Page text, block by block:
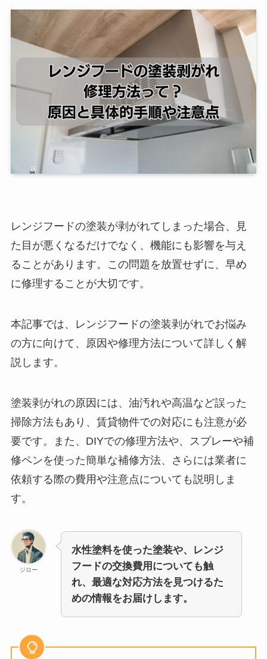
レンジフードの塗装が剥がれてしまった場合、見
た目が悪くなるだけでなく、機能にも影響を与え
ることがあります。この問題を放置せずに、早め
に修理することが大切です。
本記事では、レンジフードの塗装剥がれでお悩み
の方に向けて、原因や修理方法について詳しく解
説します。
塗装剥がれの原因には、油汚れや高温など誤った
掃除方法もあり、賃貸物件での対応にも注意が必
要です。また、DIYでの修理方法や、スプレーや補
修ペンを使った簡単な補修方法、さらには業者に
依頼する際の費用や注意点についても説明しま
す。
ジロー
水性塗料を使った塗装や、レンジ
フードの交換費用についても触
れ、最適な対応方法を見つけるた
めの情報をお届けします。